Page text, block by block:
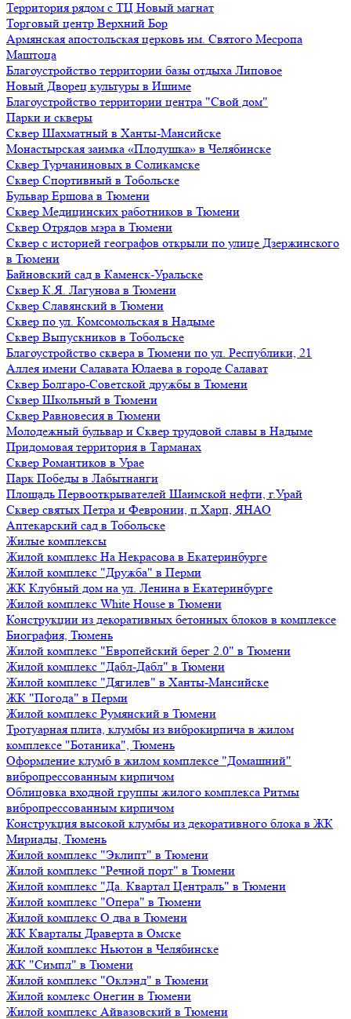
Территория рядом с ТЦ Новый магнат
Торговый центр Верхний Бор
Армянская апостольская церковь им. Святого Месропа
Маштоца
Благоустройство территории базы отдыха Липовое
Нoвый Двoрeц культуры в Ишимe
Благоустройство территории центра "Свой дом"
Парки и скверы
Сквер Шахматный в Ханты-Мансийске
Монастырская заимка «Плодушка» в Челябинске
Сквер Турчаниновых в Соликамске
Сквер Спортивный в Тобольске
Бульвар Ершова в Тюмени
Сквер Медицинских работников в Тюмени
Сквер Отрядов мэра в Тюмени
Сквер с историей географов открыли по улице Дзержинского
в Тюмени
Байновский сад в Каменск-Уральске
Сквер К.Я. Лагунова в Тюмени
Сквер Славянский в Тюмени
Сквер по ул. Комсомольская в Надыме
Сквер Выпускников в Тобольске
Благоустройство сквера в Тюмени по ул. Республики, 21
Аллея имени Салавата Юлаева в городе Салават
Сквер Болгаро-Советской дружбы в Тюмени
Сквер Школьный в Тюмени
Сквер Равновесия в Тюмени
Молодежный бульвар и Сквер трудовой славы в Надыме
Придомовая территория в Тарманах
Сквер Романтиков в Урае
Парк Победы в Лабытнанги
Площадь Первооткрывателей Шаимской нефти, г.Урай
Сквер святых Петра и Февронии, п.Харп, ЯНАО
Аптекарский сад в Тобольске
Жилые комплексы
Жилой комплекс На Некрасова в Екатеринбурге
Жилой комплекс "Дружба" в Перми
ЖК Клубный дом на ул. Ленина в Екатеринбурге
Жилой комплекс White House в Тюмени
Конструкции из декоративных бетонных блоков в комплексе
Биография, Тюмень
Жилой комплекс "Европейский берег 2.0" в Тюмени
Жилой комплекс "Дабл-Дабл" в Тюмени
Жилой комплекс "Дягилев" в Ханты-Мансийске
ЖК "Погода" в Перми
Жилой комплекс Румянский в Тюмени
Тротуарная плита, клумбы из виброкирпича в жилом
комплексе "Ботаника", Тюмень
Оформление клумб в жилом комплексе "Домашний"
вибропрессованным кирпичом
Облицовка входной группы жилого комплекса Ритмы
вибропрессованным кирпичом
Конструкция высокой клумбы из декоративного блока в ЖК
Мириады, Тюмень
Жилой комплекс "Эклипт" в Тюмени
Жилой комплекс "Речной порт" в Тюмени
Жилой комплекс "Да. Квартал Централь" в Тюмени
Жилой комплекс "Опера" в Тюмени
Жилой комплекс О два в Тюмени
ЖК Кварталы Драверта в Омске
Жилой комплекс Ньютон в Челябинске
ЖК "Симпл" в Тюмени
Жилой комплекс "Оклэнд" в Тюмени
Жилой комлекс Онегин в Тюмени
Жилой комплекс Айвазовский в Тюмени